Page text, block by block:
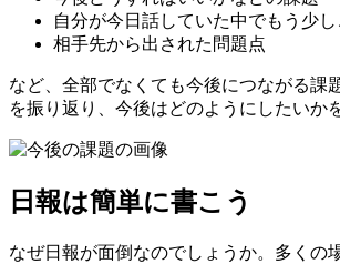
自分が今日話していた中でもう少
相手先から出された問題点
など、全部でなくても今後につながる課
を振り返り、今後はどのようにしたいか
日報は簡単に書こう
なぜ日報が面倒なのでしょうか。多くの